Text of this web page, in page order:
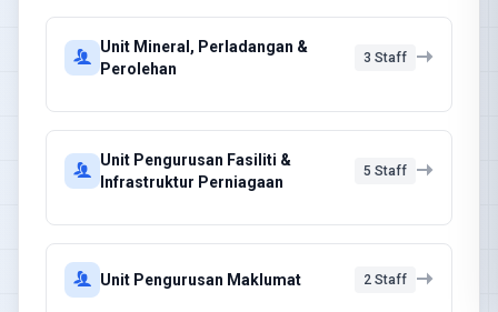
Unit Mineral, Perladangan &
Perolehan
3 Staff
Unit Pengurusan Fasiliti &
Infrastruktur Perniagaan
5 Staff
Unit Pengurusan Maklumat 2 Staff